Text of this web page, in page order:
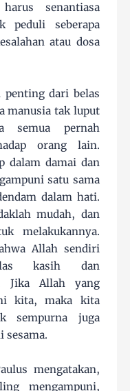
senantiasa
peduli seberapa
atau dosa
penting dari belas
manusia tak luput
semua pernah
orang lain.
dalam damai dan
satu sama
dalam hati.
mudah, dan
melakukannya.
Allah sendiri
kasih dan
Jika Allah yang
kita, maka kita
sempurna juga
sesama.
mengatakan,
mengampuni,